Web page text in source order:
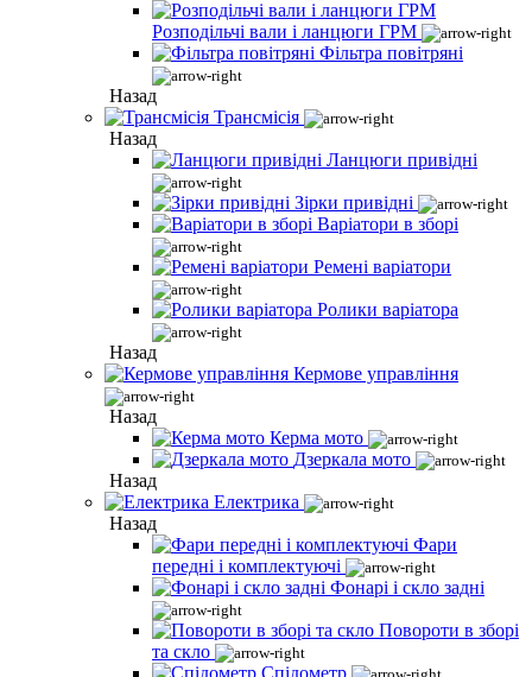
Розподільчі вали і ланцюги ГРМ
Фільтра повітряні
Назад
Трансмісія
Назад
Ланцюги привідні
Зірки привідні
Варіатори в зборі
Ремені варіатори
Ролики варіатора
Назад
Кермове управління
Назад
Керма мото
Дзеркала мото
Назад
Електрика
Назад
Фари
передні і комплектуючі
Фонарі і скло задні
Повороти в зборі
та скло
Спідометр